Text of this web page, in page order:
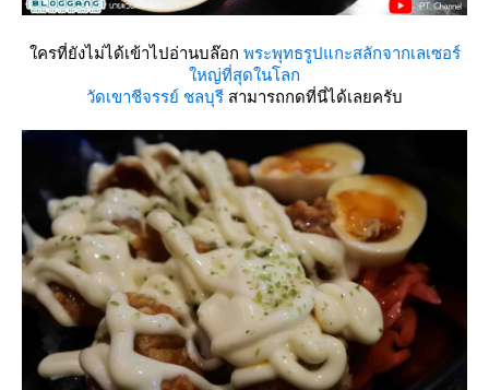
ครที่ยังไม่ได้เข้าไปอ่านบล๊อก พระพุทธรูปแกะสลักจากเลเซอร์
หญ่ที่สุดในโลก
วัดเขาชีจรรย์ ชลบุรี สามารถกดที่นี่ได้เลยครับ